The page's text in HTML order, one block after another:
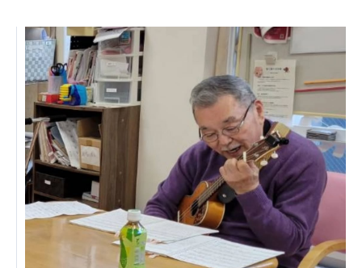
フォレストデンタルクリニック
医療法人 共生会
松園病院介護医療院
松園第二病院
複合ケアセンターまつぞの
医療法人社団 鴻愛会
こうのす共生病院
OKP with Life クリニック
こうのすナーシングホーム共生園
あげお共生の家